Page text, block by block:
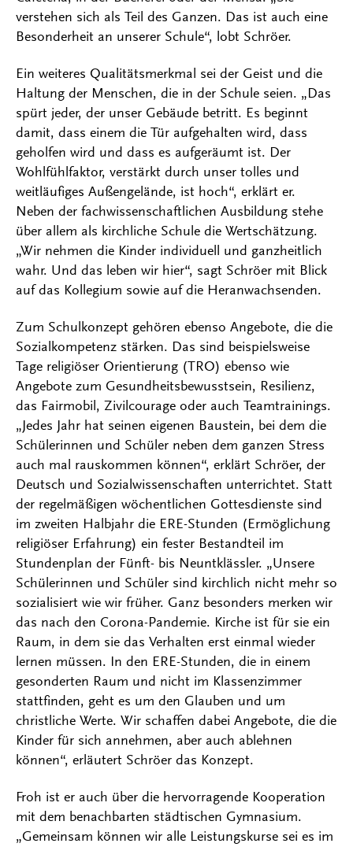
verstehen sich als Teil des Ganzen. Das ist auch eine
Besonderheit an unserer Schule“, lobt Schröer.
Ein weiteres Qualitätsmerkmal sei der Geist und die
Haltung der Menschen, die in der Schule seien. „Das
spürt jeder, der unser Gebäude betritt. Es beginnt
damit, dass einem die Tür aufgehalten wird, dass
geholfen wird und dass es aufgeräumt ist. Der
Wohlfühlfaktor, verstärkt durch unser tolles und
weitläufiges Außengelände, ist hoch“, erklärt er.
Neben der fachwissenschaftlichen Ausbildung stehe
über allem als kirchliche Schule die Wertschätzung.
„Wir nehmen die Kinder individuell und ganzheitlich
wahr. Und das leben wir hier“, sagt Schröer mit Blick
auf das Kollegium sowie auf die Heranwachsenden.
Zum Schulkonzept gehören ebenso Angebote, die die
Sozialkompetenz stärken. Das sind beispielsweise
Tage religiöser Orientierung (TRO) ebenso wie
Angebote zum Gesundheitsbewusstsein, Resilienz,
das Fairmobil, Zivilcourage oder auch Teamtrainings.
„Jedes Jahr hat seinen eigenen Baustein, bei dem die
Schülerinnen und Schüler neben dem ganzen Stress
auch mal rauskommen können“, erklärt Schröer, der
Deutsch und Sozialwissenschaften unterrichtet. Statt
der regelmäßigen wöchentlichen Gottesdienste sind
im zweiten Halbjahr die ERE-Stunden (Ermöglichung
religiöser Erfahrung) ein fester Bestandteil im
Stundenplan der Fünft- bis Neuntklässler. „Unsere
Schülerinnen und Schüler sind kirchlich nicht mehr so
sozialisiert wie wir früher. Ganz besonders merken wir
das nach den Corona-Pandemie. Kirche ist für sie ein
Raum, in dem sie das Verhalten erst einmal wieder
lernen müssen. In den ERE-Stunden, die in einem
gesonderten Raum und nicht im Klassenzimmer
stattfinden, geht es um den Glauben und um
christliche Werte. Wir schaffen dabei Angebote, die die
Kinder für sich annehmen, aber auch ablehnen
können“, erläutert Schröer das Konzept.
Froh ist er auch über die hervorragende Kooperation
mit dem benachbarten städtischen Gymnasium.
„Gemeinsam können wir alle Leistungskurse sei es im